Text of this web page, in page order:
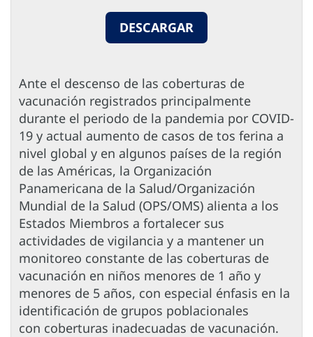
DESCARGAR
Ante el descenso de las coberturas de
vacunación registrados principalmente
durante el periodo de la pandemia por COVID-
19 y actual aumento de casos de tos ferina a
nivel global y en algunos países de la región
de las Américas, la Organización
Panamericana de la Salud/Organización
Mundial de la Salud (OPS/OMS) alienta a los
Estados Miembros a fortalecer sus
actividades de vigilancia y a mantener un
monitoreo constante de las coberturas de
vacunación en niños menores de 1 año y
menores de 5 años, con especial énfasis en la
identificación de grupos poblacionales
con coberturas inadecuadas de vacunación.